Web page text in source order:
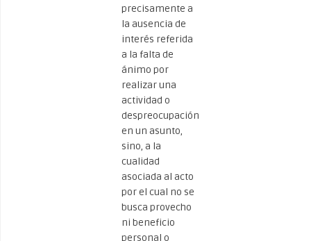
precisamente a
la ausencia de
interés referida
a la falta de
ánimo por
realizar una
actividad o
despreocupación
en un asunto,
sino, a la
cualidad
asociada al acto
por el cual no se
busca provecho
ni beneficio
personal o